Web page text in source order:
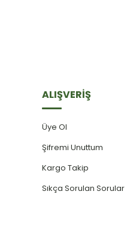
ALIŞVERİŞ
Üye Ol
Şifremi Unuttum
Kargo Takip
Sıkça Sorulan Sorular